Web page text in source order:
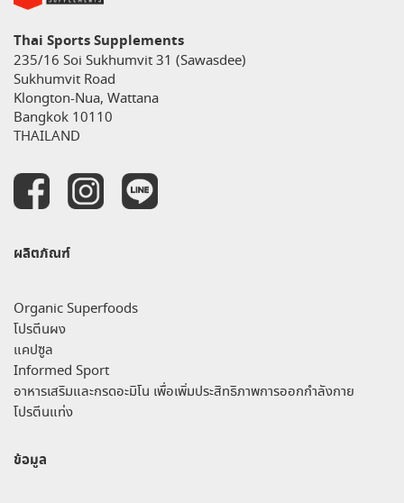
Thai Sports Supplements
235/16 Soi Sukhumvit 31 (Sawasdee)
Sukhumvit Road
Klongton-Nua, Wattana
Bangkok 10110
THAILAND
ผลิตภัณฑ์
Organic Superfoods
โปรตีนผง
แคปซูล
Informed Sport
อาหารเสริมและกรดอะมิโน เพื่อเพิ่มประสิทธิภาพการออกกำลังกาย
โปรตีนแท่ง
ข้อมูล